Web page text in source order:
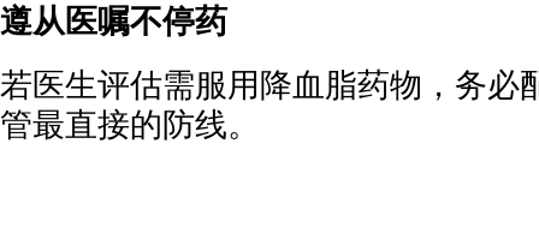
遵从医嘱不停药
若医生评估需服用降血脂药物，务必
管最直接的防线。